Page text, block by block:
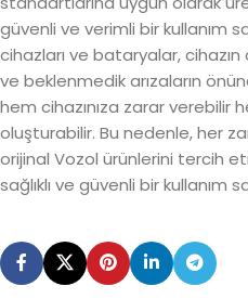
güvenli ve verimli bir kullanım
cihazları ve bataryalar,
ve beklenmedik arızaların
hem cihazınıza zarar verebilir
oluşturabilir. Bu nedenle, her
orijinal Vozol ürünlerini tercih
sağlıklı ve güvenli bir kullanım